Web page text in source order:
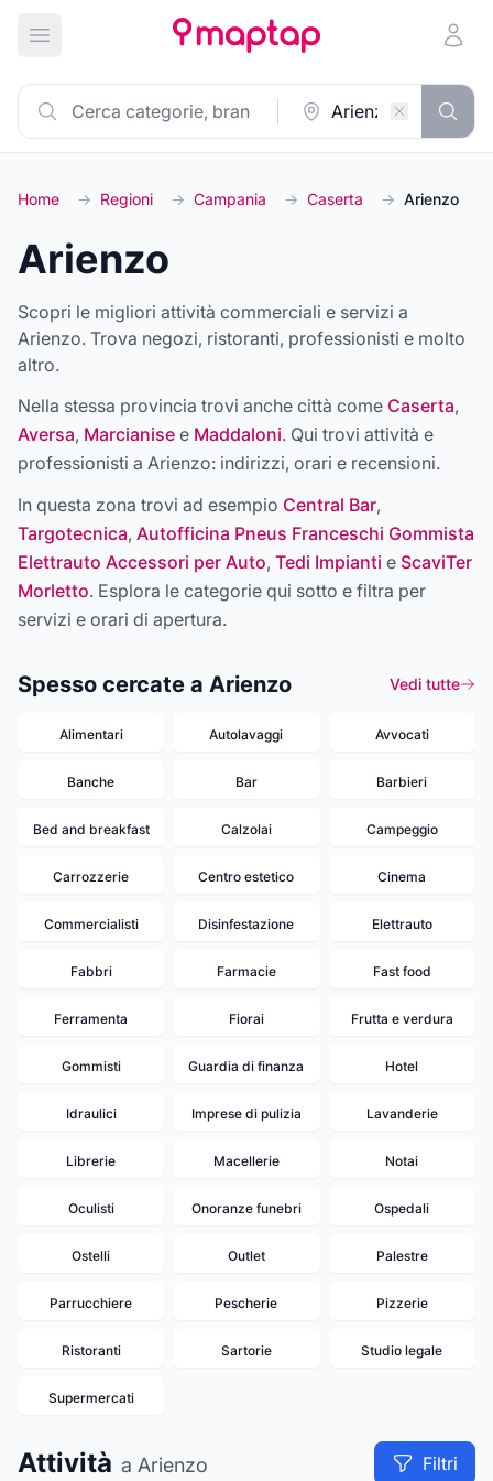
Apri menu principale
Home → Regioni → Campania → Caserta → Arienzo
Arienzo
Scopri le migliori attività commerciali e servizi a
Arienzo. Trova negozi, ristoranti, professionisti e molto
altro.
Nella stessa provincia trovi anche città come Caserta,
Aversa, Marcianise e Maddaloni. Qui trovi attività e
professionisti a Arienzo: indirizzi, orari e recensioni.
In questa zona trovi ad esempio Central Bar,
Targotecnica, Autofficina Pneus Franceschi Gommista
Elettrauto Accessori per Auto, Tedi Impianti e ScaviTer
Morletto. Esplora le categorie qui sotto e filtra per
servizi e orari di apertura.
Spesso cercate a Arienzo Vedi tutte
Alimentari Autolavaggi Avvocati
Banche Bar Barbieri
Bed and breakfast Calzolai Campeggio
Carrozzerie Centro estetico Cinema
Commercialisti Disinfestazione Elettrauto
Fabbri Farmacie Fast food
Ferramenta Fiorai Frutta e verdura
Gommisti Guardia di finanza Hotel
Idraulici Imprese di pulizia Lavanderie
Librerie Macellerie Notai
Oculisti Onoranze funebri Ospedali
Ostelli Outlet Palestre
Parrucchiere Pescherie Pizzerie
Ristoranti Sartorie Studio legale
Supermercati
Attività a Arienzo Filtri